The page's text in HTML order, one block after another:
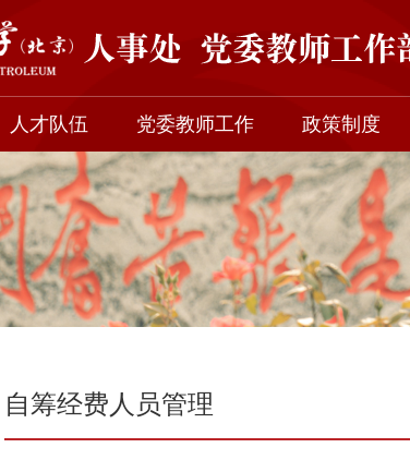
人才队伍 党委教师工作 政策制度
自筹经费人员管理